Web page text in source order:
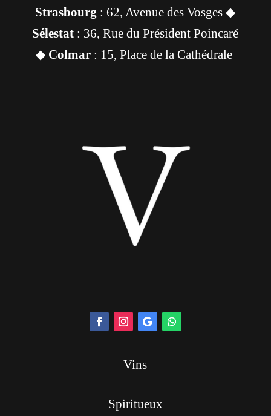
Strasbourg : 62, Avenue des Vosges ◆
Sélestat : 36, Rue du Président Poincaré
◆ Colmar: 15, Place de la Cathédrale
Vins
Spiritueux